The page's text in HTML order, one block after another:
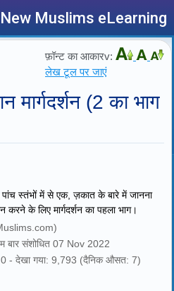
New Muslims eLearning
फ़ॉन्ट का आकारv:
लेख टूल पर जाएं
(2 का भाग
स्तंभों में से एक, ज़कात के बारे में जानना
के लिए मार्गदर्शन का पहला भाग।
बार संशोधित 07 Nov 2022
0 - देखा गया: 9,793 (दैनिक औसत: 7)